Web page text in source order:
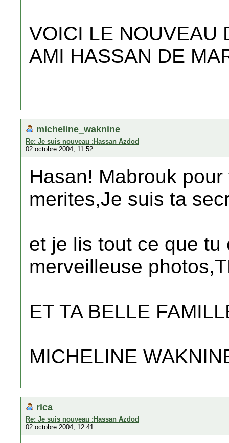
VOICI LE NOUVEAU
AMI HASSAN DE
micheline_waknine
Re: Je suis nouveau :Hassan Azdod
02 octobre 2004, 11:52
Hasan! Mabrouk
merites,Je suis ta
et je lis tout ce que
merveilleuse
ET TA BELLE
MICHELINE
rica
Re: Je suis nouveau :Hassan Azdod
02 octobre 2004, 12:41